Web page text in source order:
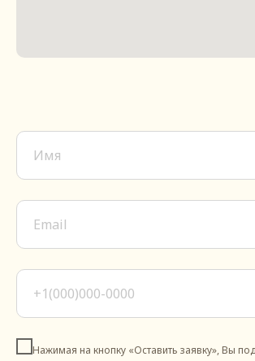
Нажимая на кнопку «Оставить заявку», Вы